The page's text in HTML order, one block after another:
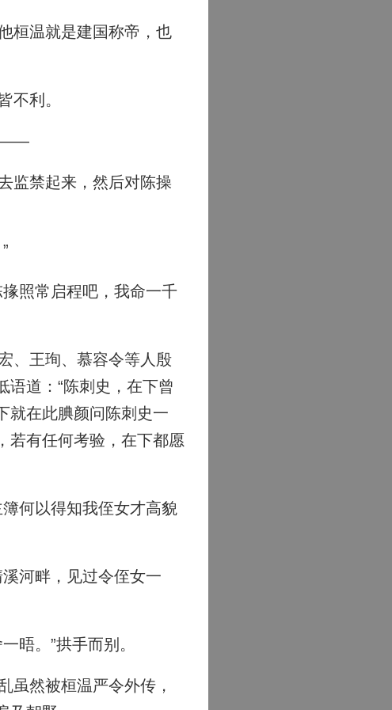
桓温就是建国称帝，也
不利。
——
监禁起来，然后对陈操
照常启程吧，我命一千
、王珣、慕容令等人殷
语道：“陈刺史，在下曾
就在此腆颜问陈刺史一
若有任何考验，在下都愿
何以得知我侄女才高貌
河畔，见过令侄女一
晤。”拱手而别。
然被桓温严令外传，